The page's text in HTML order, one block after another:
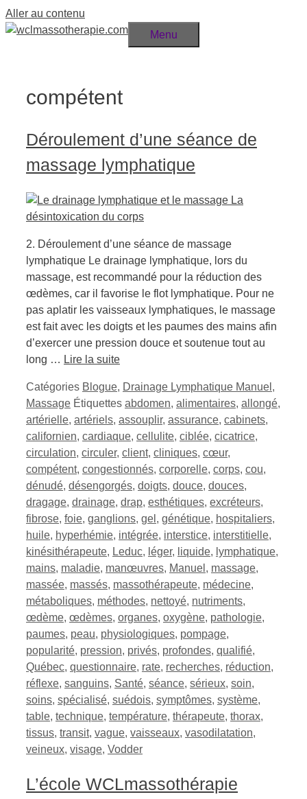
Aller au contenu
Menu
compétent
Déroulement d’une séance de
massage lymphatique
2. Déroulement d’une séance de massage
lymphatique Le drainage lymphatique, lors du
massage, est recommandé pour la réduction des
œdèmes, car il favorise le flot lymphatique. Pour ne
pas aplatir les vaisseaux lymphatiques, le massage
est fait avec les doigts et les paumes des mains afin
d’exercer une pression douce et soutenue tout au
long … Lire la suite
Catégories Blogue, Drainage Lymphatique Manuel ,
Massage Étiquettes abdomen, alimentaires, allongé,
artérielle, artériels, assouplir, assurance, cabinets,
californien, cardiaque, cellulite, ciblée, cicatrice,
circulation, circuler, client, cliniques, cœur,
compétent, congestionnés, corporelle, corps, cou,
dénudé, désengorgés, doigts, douce, douces,
dragage, drainage, drap, esthétiques, excréteurs,
fibrose, foie, ganglions, gel , génétique, hospitaliers,
huile, hyperhémie, intégrée, interstice, interstitielle,
kinésithérapeute, Leduc, léger, liquide, lymphatique,
mains, maladie, manœuvres, Manuel , massage,
massée, massés, massothérapeute, médecine,
métaboliques, méthodes, nettoyé, nutriments,
œdème, œdèmes, organes, oxygène, pathologie,
paumes, peau, physiologiques, pompage,
popularité, pression, privés, profondes, qualifié,
Québec, questionnaire, rate, recherches, réduction,
réflexe, sanguins, Santé, séance, sérieux, soin,
soins, spécialisé, suédois, symptômes, système,
table, technique, température, thérapeute, thorax,
tissus, transit, vague, vaisseaux, vasodilatation,
veineux, visage, Vodder
L’école WCLmassothérapie